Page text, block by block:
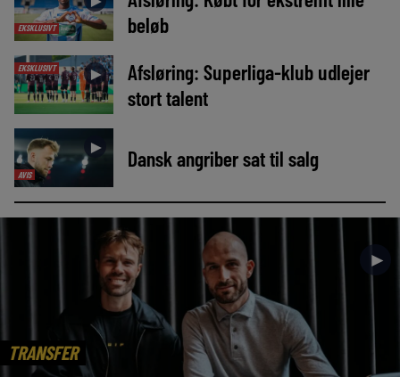
EKSKLUSIVT
beløb
EKSKLUSIVT ►
Afsløring: Superliga-klub udlejer
stort talent
AVIS
► Dansk angriber sat til salg
TRANSFER
►